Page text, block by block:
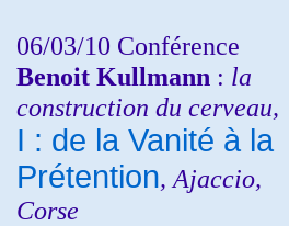
06/03/10 Conférence
Benoit Kullmann : la
construction du cerveau,
I : de la Vanité à la
Prétention, Ajaccio,
Corse